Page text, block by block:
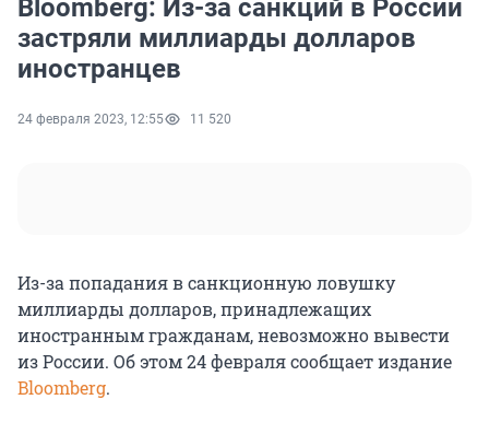
Bloomberg: Из-за санкций в России
застряли миллиарды долларов
иностранцев
24 февраля 2023, 12:55 11 520
Из-за попадания в санкционную ловушку
миллиарды долларов, принадлежащих
иностранным гражданам, невозможно вывести
из России. Об этом 24 февраля сообщает издание
Bloomberg.